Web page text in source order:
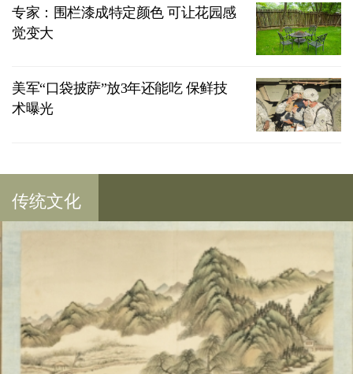
专家：围栏漆成特定颜色 可让花园感
觉变大
美军“口袋披萨”放3年还能吃 保鲜技
术曝光
传统文化